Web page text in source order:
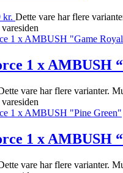
kr. Dette vare har flere
1 x AMBUSH
vare har flere varianter.
1 x AMBUSH
vare har flere varianter.